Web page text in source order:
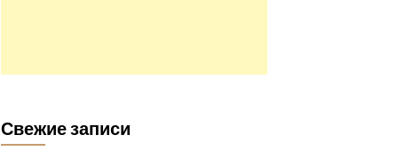
Свежие записи